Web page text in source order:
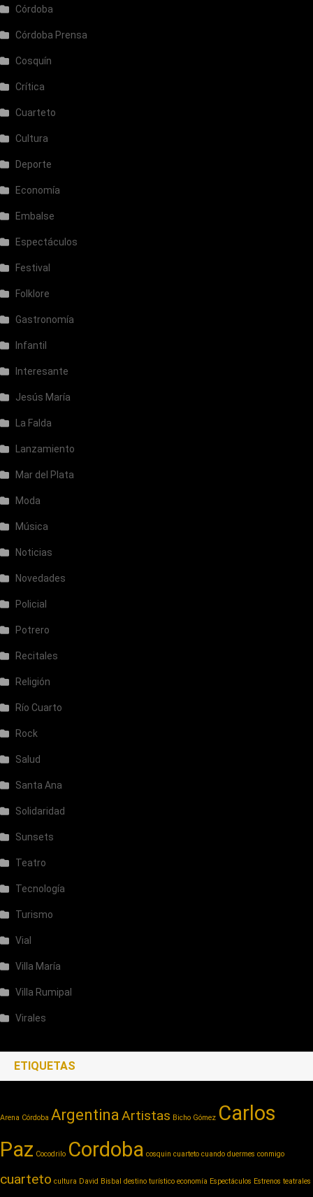
Córdoba
Córdoba Prensa
Cosquín
Crítica
Cuarteto
Cultura
Deporte
Economía
Embalse
Espectáculos
Festival
Folklore
Gastronomía
Infantil
Interesante
Jesús María
La Falda
Lanzamiento
Mar del Plata
Moda
Música
Noticias
Novedades
Policial
Potrero
Recitales
Religión
Río Cuarto
Rock
Salud
Santa Ana
Solidaridad
Sunsets
Teatro
Tecnología
Turismo
Vial
Villa María
Villa Rumipal
Virales
ETIQUETAS
Arena Córdoba ArgentinaArtistas Bicho Gómez Carlos
Paz Cocodrilo Cordoba cosquin cuarteto cuando duermes conmigo
cuarteto cultura David Bisbal destino turístico economía Espectáculos Estrenos teatrales